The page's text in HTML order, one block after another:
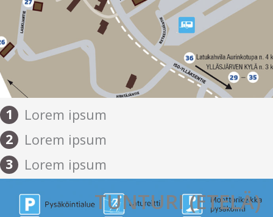
1
Lorem ipsum
2
Lorem ipsum
3
Lorem ipsum
TUNTURI (ETELÄ)